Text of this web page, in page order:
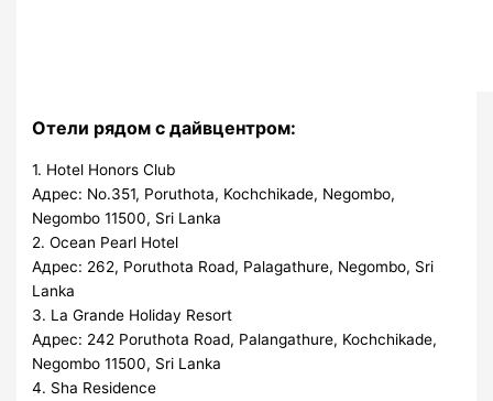
Отели рядом с дайвцентром:
1. Hotel Honors Club
Адрес: No.351, Poruthota, Kochchikade, Negombo,
Negombo 11500, Sri Lanka
2. Ocean Pearl Hotel
Адрес: 262, Poruthota Road, Palagathure, Negombo, Sri
Lanka
3. La Grande Holiday Resort
Адрес: 242 Poruthota Road, Palangathure, Kochchikade,
Negombo 11500, Sri Lanka
4. Sha Residence